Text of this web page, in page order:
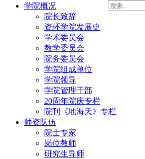
学院概况
院长致辞
资环学院发展史
学术委员会
教学委员会
院务委员会
学院组成单位
学院领导
学院管理干部
20周年院庆专栏
院刊《地海天》专栏
师资队伍
院士专家
岗位教师
研究生导师